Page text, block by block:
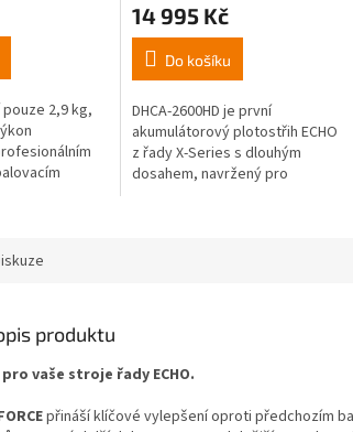
pouze 2,9 kg,
14 995 Kč
Do košíku
DHCA-2600HD je první
akumulátorový plotostřih ECHO
z řady X-Series s dlouhým
dosahem, navržený pro
produktu
vaše stroje řady ECHO.
přináší klíčové vylepšení oproti předchozím